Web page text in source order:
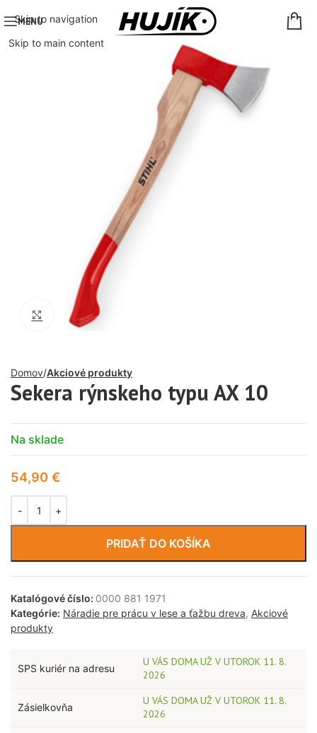
Skip to navigation
Skip to main content
MENU
Click to enlarge
Domov Akciové produkty
Sekera rýnskeho typu AX 10
Na sklade
54,90 €
PRIDAŤ DO KOŠÍKA
Katalógové číslo: 0000 881 1971
Kategórie: Náradie pre prácu v lese a ťažbu dreva, Akciové
produkty
SPS kuriér na adresu
U VÁS DOMA UŽ V UTOROK 11. 8.
2026
Zásielkovňa
U VÁS DOMA UŽ V UTOROK 11. 8.
2026